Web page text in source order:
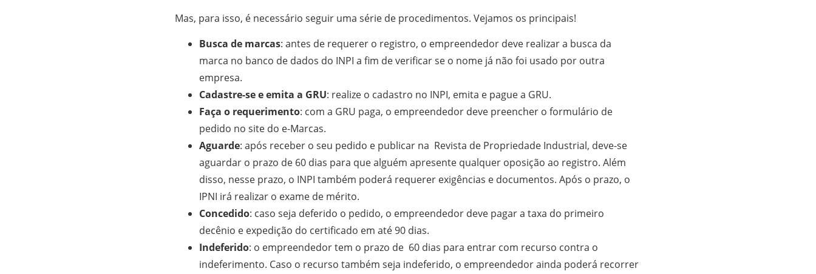
Mas, para isso, é necessário seguir uma série de procedimentos. Vejamos os principais!
Busca de marcas: antes de requerer o registro, o empreendedor deve realizar a busca da
marca no banco de dados do INPI a fim de verificar se o nome já não foi usado por outra
empresa.
Cadastre-se e emita a GRU: realize o cadastro no INPI, emita e pague a GRU.
Faça o requerimento: com a GRU paga, o empreendedor deve preencher o formulário de
pedido no site do e-Marcas.
Aguarde: após receber o seu pedido e publicar na Revista de Propriedade Industrial, deve-se
aguardar o prazo de 60 dias para que alguém apresente qualquer oposição ao registro. Além
disso, nesse prazo, o INPI também poderá requerer exigências e documentos. Após o prazo, o
IPNI irá realizar o exame de mérito.
Concedido: caso seja deferido o pedido, o empreendedor deve pagar a taxa do primeiro
decênio e expedição do certificado em até 90 dias.
Indeferido: o empreendedor tem o prazo de 60 dias para entrar com recurso contra o
indeferimento. Caso o recurso também seja indeferido, o empreendedor ainda poderá recorrer